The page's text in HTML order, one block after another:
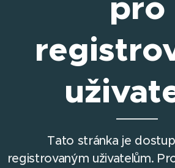
Tato stránka je
registrovaným uživatelům.